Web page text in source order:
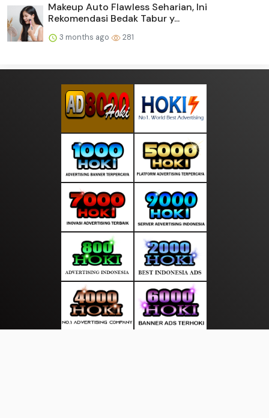
Makeup Auto Flawless Seharian, Ini
Rekomendasi Bedak Tabur y...
3 months ago 281